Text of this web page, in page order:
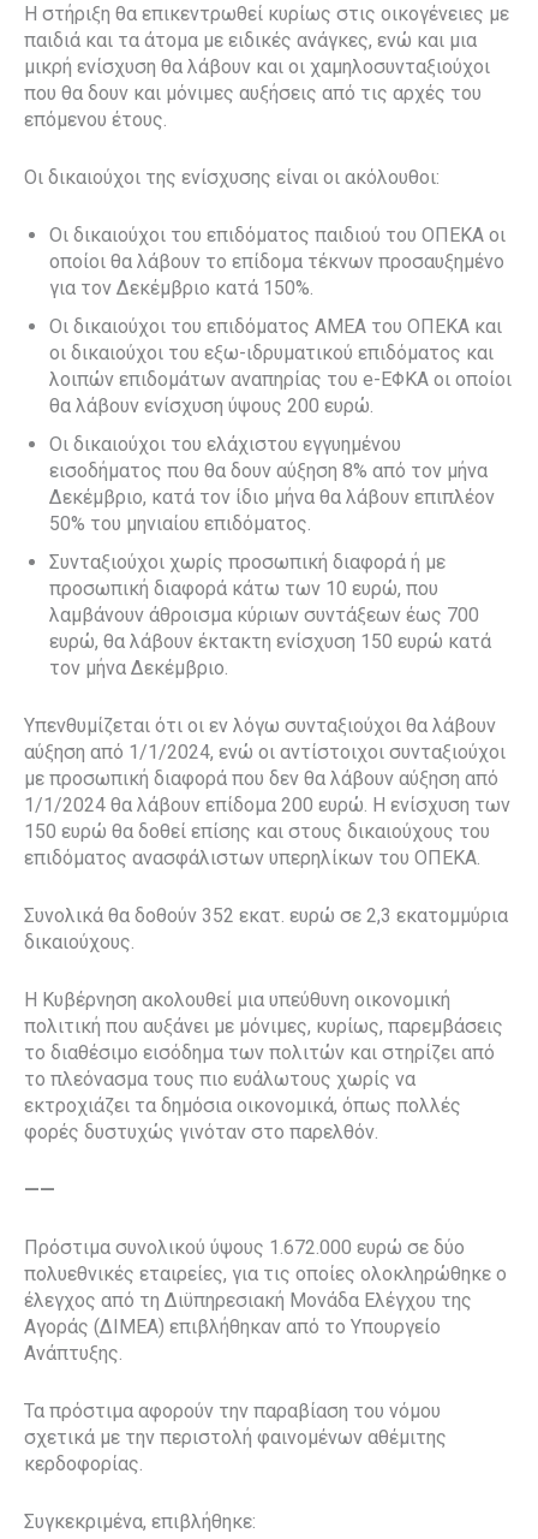
Η στήριξη θα επικεντρωθεί κυρίως στις οικογένειες με
παιδιά και τα άτομα με ειδικές ανάγκες, ενώ και μια
μικρή ενίσχυση θα λάβουν και οι χαμηλοσυνταξιούχοι
που θα δουν και μόνιμες αυξήσεις από τις αρχές του
επόμενου έτους.
Οι δικαιούχοι της ενίσχυσης είναι οι ακόλουθοι:
Οι δικαιούχοι του επιδόματος παιδιού του ΟΠΕΚΑ οι
οποίοι θα λάβουν το επίδομα τέκνων προσαυξημένο
για τον Δεκέμβριο κατά 150%.
Οι δικαιούχοι του επιδόματος ΑΜΕΑ του ΟΠΕΚΑ και
οι δικαιούχοι του εξω-ιδρυματικού επιδόματος και
λοιπών επιδομάτων αναπηρίας του e-ΕΦΚΑ οι οποίοι
θα λάβουν ενίσχυση ύψους 200 ευρώ.
Οι δικαιούχοι του ελάχιστου εγγυημένου
εισοδήματος που θα δουν αύξηση 8% από τον μήνα
Δεκέμβριο, κατά τον ίδιο μήνα θα λάβουν επιπλέον
50% του μηνιαίου επιδόματος.
Συνταξιούχοι χωρίς προσωπική διαφορά ή με
προσωπική διαφορά κάτω των 10 ευρώ, που
λαμβάνουν άθροισμα κύριων συντάξεων έως 700
ευρώ, θα λάβουν έκτακτη ενίσχυση 150 ευρώ κατά
τον μήνα Δεκέμβριο.
Υπενθυμίζεται ότι οι εν λόγω συνταξιούχοι θα λάβουν
αύξηση από 1/1/2024, ενώ οι αντίστοιχοι συνταξιούχοι
με προσωπική διαφορά που δεν θα λάβουν αύξηση από
1/1/2024 θα λάβουν επίδομα 200 ευρώ. Η ενίσχυση των
150 ευρώ θα δοθεί επίσης και στους δικαιούχους του
επιδόματος ανασφάλιστων υπερηλίκων του ΟΠΕΚΑ.
Συνολικά θα δοθούν 352 εκατ. ευρώ σε 2,3 εκατομμύρια
δικαιούχους.
Η Κυβέρνηση ακολουθεί μια υπεύθυνη οικονομική
πολιτική που αυξάνει με μόνιμες, κυρίως, παρεμβάσεις
το διαθέσιμο εισόδημα των πολιτών και στηρίζει από
το πλεόνασμα τους πιο ευάλωτους χωρίς να
εκτροχιάζει τα δημόσια οικονομικά, όπως πολλές
φορές δυστυχώς γινόταν στο παρελθόν.
——
Πρόστιμα συνολικού ύψους 1.672.000 ευρώ σε δύο
πολυεθνικές εταιρείες, για τις οποίες ολοκληρώθηκε ο
έλεγχος από τη Διϋπηρεσιακή Μονάδα Ελέγχου της
Αγοράς (ΔΙΜΕΑ) επιβλήθηκαν από το Υπουργείο
Ανάπτυξης.
Τα πρόστιμα αφορούν την παραβίαση του νόμου
σχετικά με την περιστολή φαινομένων αθέμιτης
κερδοφορίας.
Συγκεκριμένα, επιβλήθηκε: